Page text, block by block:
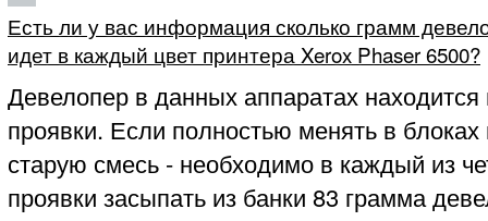
Есть ли у вас информация сколько грамм
идет в каждый цвет принтера Xerox Phaser 6500?
Девелопер в данных аппаратах находится
проявки. Если полностью менять в блоках
старую смесь - необходимо в каждый из
проявки засыпать из банки 83 грамма